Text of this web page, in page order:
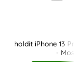
holdit iPhone 13
-